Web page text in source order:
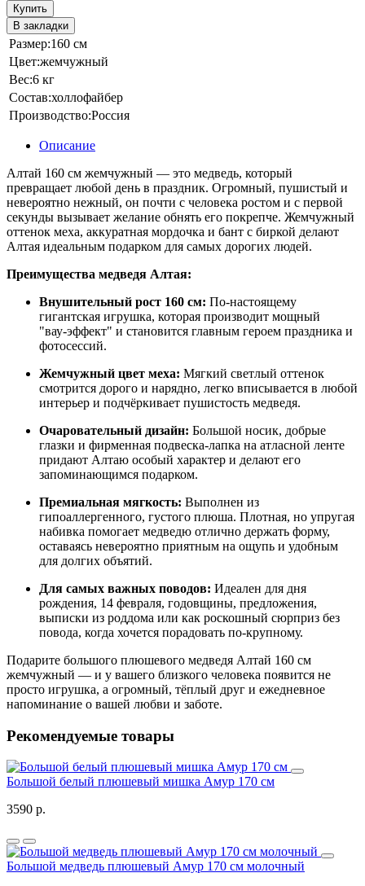
Купить
В закладки
Размер:160 см
Цвет:жемчужный
Вес:6 кг
Состав:холлофайбер
Производство:Россия
Описание
Алтай 160 см жемчужный — это медведь, который
превращает любой день в праздник. Огромный, пушистый и
невероятно нежный, он почти с человека ростом и с первой
секунды вызывает желание обнять его покрепче. Жемчужный
оттенок меха, аккуратная мордочка и бант с биркой делают
Алтая идеальным подарком для самых дорогих людей.
Преимущества медведя Алтая:
Внушительный рост 160 см: По‑настоящему
гигантская игрушка, которая производит мощный
"вау‑эффект" и становится главным героем праздника и
фотосессий.
Жемчужный цвет меха: Мягкий светлый оттенок
смотрится дорого и нарядно, легко вписывается в любой
интерьер и подчёркивает пушистость медведя.
Очаровательный дизайн: Большой носик, добрые
глазки и фирменная подвеска‑лапка на атласной ленте
придают Алтаю особый характер и делают его
запоминающимся подарком.
Премиальная мягкость: Выполнен из
гипоаллергенного, густого плюша. Плотная, но упругая
набивка помогает медведю отлично держать форму,
оставаясь невероятно приятным на ощупь и удобным
для долгих объятий.
Для самых важных поводов: Идеален для дня
рождения, 14 февраля, годовщины, предложения,
выписки из роддома или как роскошный сюрприз без
повода, когда хочется порадовать по‑крупному.
Подарите большого плюшевого медведя Алтай 160 см
жемчужный — и у вашего близкого человека появится не
просто игрушка, а огромный, тёплый друг и ежедневное
напоминание о вашей любви и заботе.
Рекомендуемые товары
Большой белый плюшевый мишка Амур 170 см
3590 р.
Большой медведь плюшевый Амур 170 см молочный